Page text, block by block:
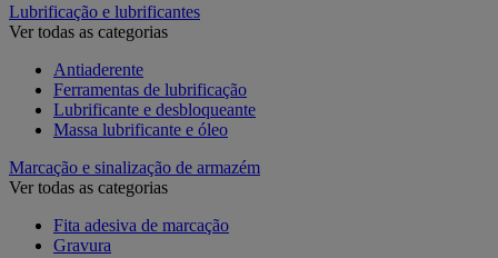
Lubrificação e lubrificantes
Ver todas as categorias
Antiaderente
Ferramentas de lubrificação
Lubrificante e desbloqueante
Massa lubrificante e óleo
Marcação e sinalização de armazém
Ver todas as categorias
Fita adesiva de marcação
Gravura